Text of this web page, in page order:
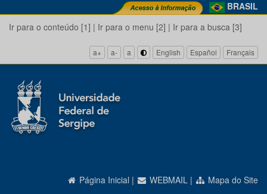
BRASIL
Ir para o conteúdo [1] | Ir para o menu [2] | Ir para a busca [3]
a+ a- a English Español Français
Página Inicial | WEBMAIL | Mapa do Site